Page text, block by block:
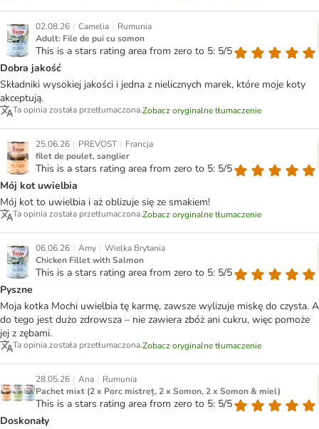
02.08.26 | Camelia | Rumunia
Adult: File de pui cu somon
This is a stars rating area from zero to 5: 5/5
Dobra jakość
Składniki wysokiej jakości i jedna z nielicznych marek, które moje koty
akceptują.
Ta opinia została przetłumaczona.Zobacz oryginalne tłumaczenie
25.06.26 | PREVOST | Francja
filet de poulet, sanglier
This is a stars rating area from zero to 5: 5/5
Mój kot uwielbia
Mój kot to uwielbia i aż oblizuje się ze smakiem!
Ta opinia została przetłumaczona.Zobacz oryginalne tłumaczenie
06.06.26 | Amy | Wielka Brytania
Chicken Fillet with Salmon
This is a stars rating area from zero to 5: 5/5
Pyszne
Moja kotka Mochi uwielbia tę karmę, zawsze wylizuje miskę do czysta. A
do tego jest dużo zdrowsza – nie zawiera zbóż ani cukru, więc pomoże
jej z zębami.
Ta opinia została przetłumaczona.Zobacz oryginalne tłumaczenie
28.05.26 | Ana | Rumunia
Pachet mixt (2 x Porc mistreț, 2 x Somon, 2 x Somon & miel)
This is a stars rating area from zero to 5: 5/5
Doskonały